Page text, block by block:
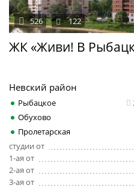
ЖК «Живи! В
526 122
Невский район
Рыбацкое
Обухово
Пролетарская
студии от
1-ая от
2-ая от
3-ая от